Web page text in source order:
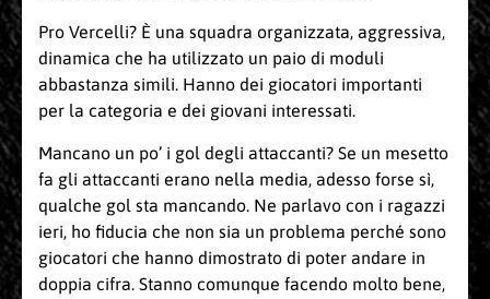
Pro Vercelli? È una squadra organizzata, aggressiva,
dinamica che ha utilizzato un paio di moduli
abbastanza simili. Hanno dei giocatori importanti
per la categoria e dei giovani interessati.
Mancano un po’ i gol degli attaccanti? Se un mesetto
fa gli attaccanti erano nella media, adesso forse sì,
qualche gol sta mancando. Ne parlavo con i ragazzi
ieri, ho fiducia che non sia un problema perché sono
giocatori che hanno dimostrato di poter andare in
doppia cifra. Stanno comunque facendo molto bene,